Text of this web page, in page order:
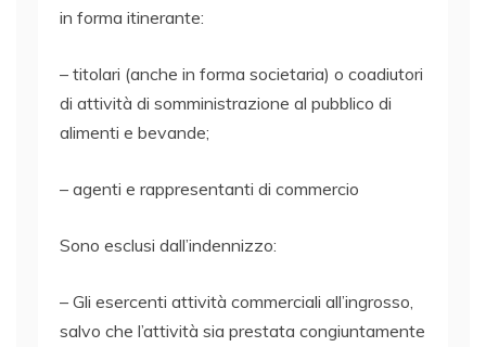
in forma itinerante:
– titolari (anche in forma societaria) o coadiutori
di attività di somministrazione al pubblico di
alimenti e bevande;
– agenti e rappresentanti di commercio
Sono esclusi dall’indennizzo:
– Gli esercenti attività commerciali all’ingrosso,
salvo che l’attività sia prestata congiuntamente